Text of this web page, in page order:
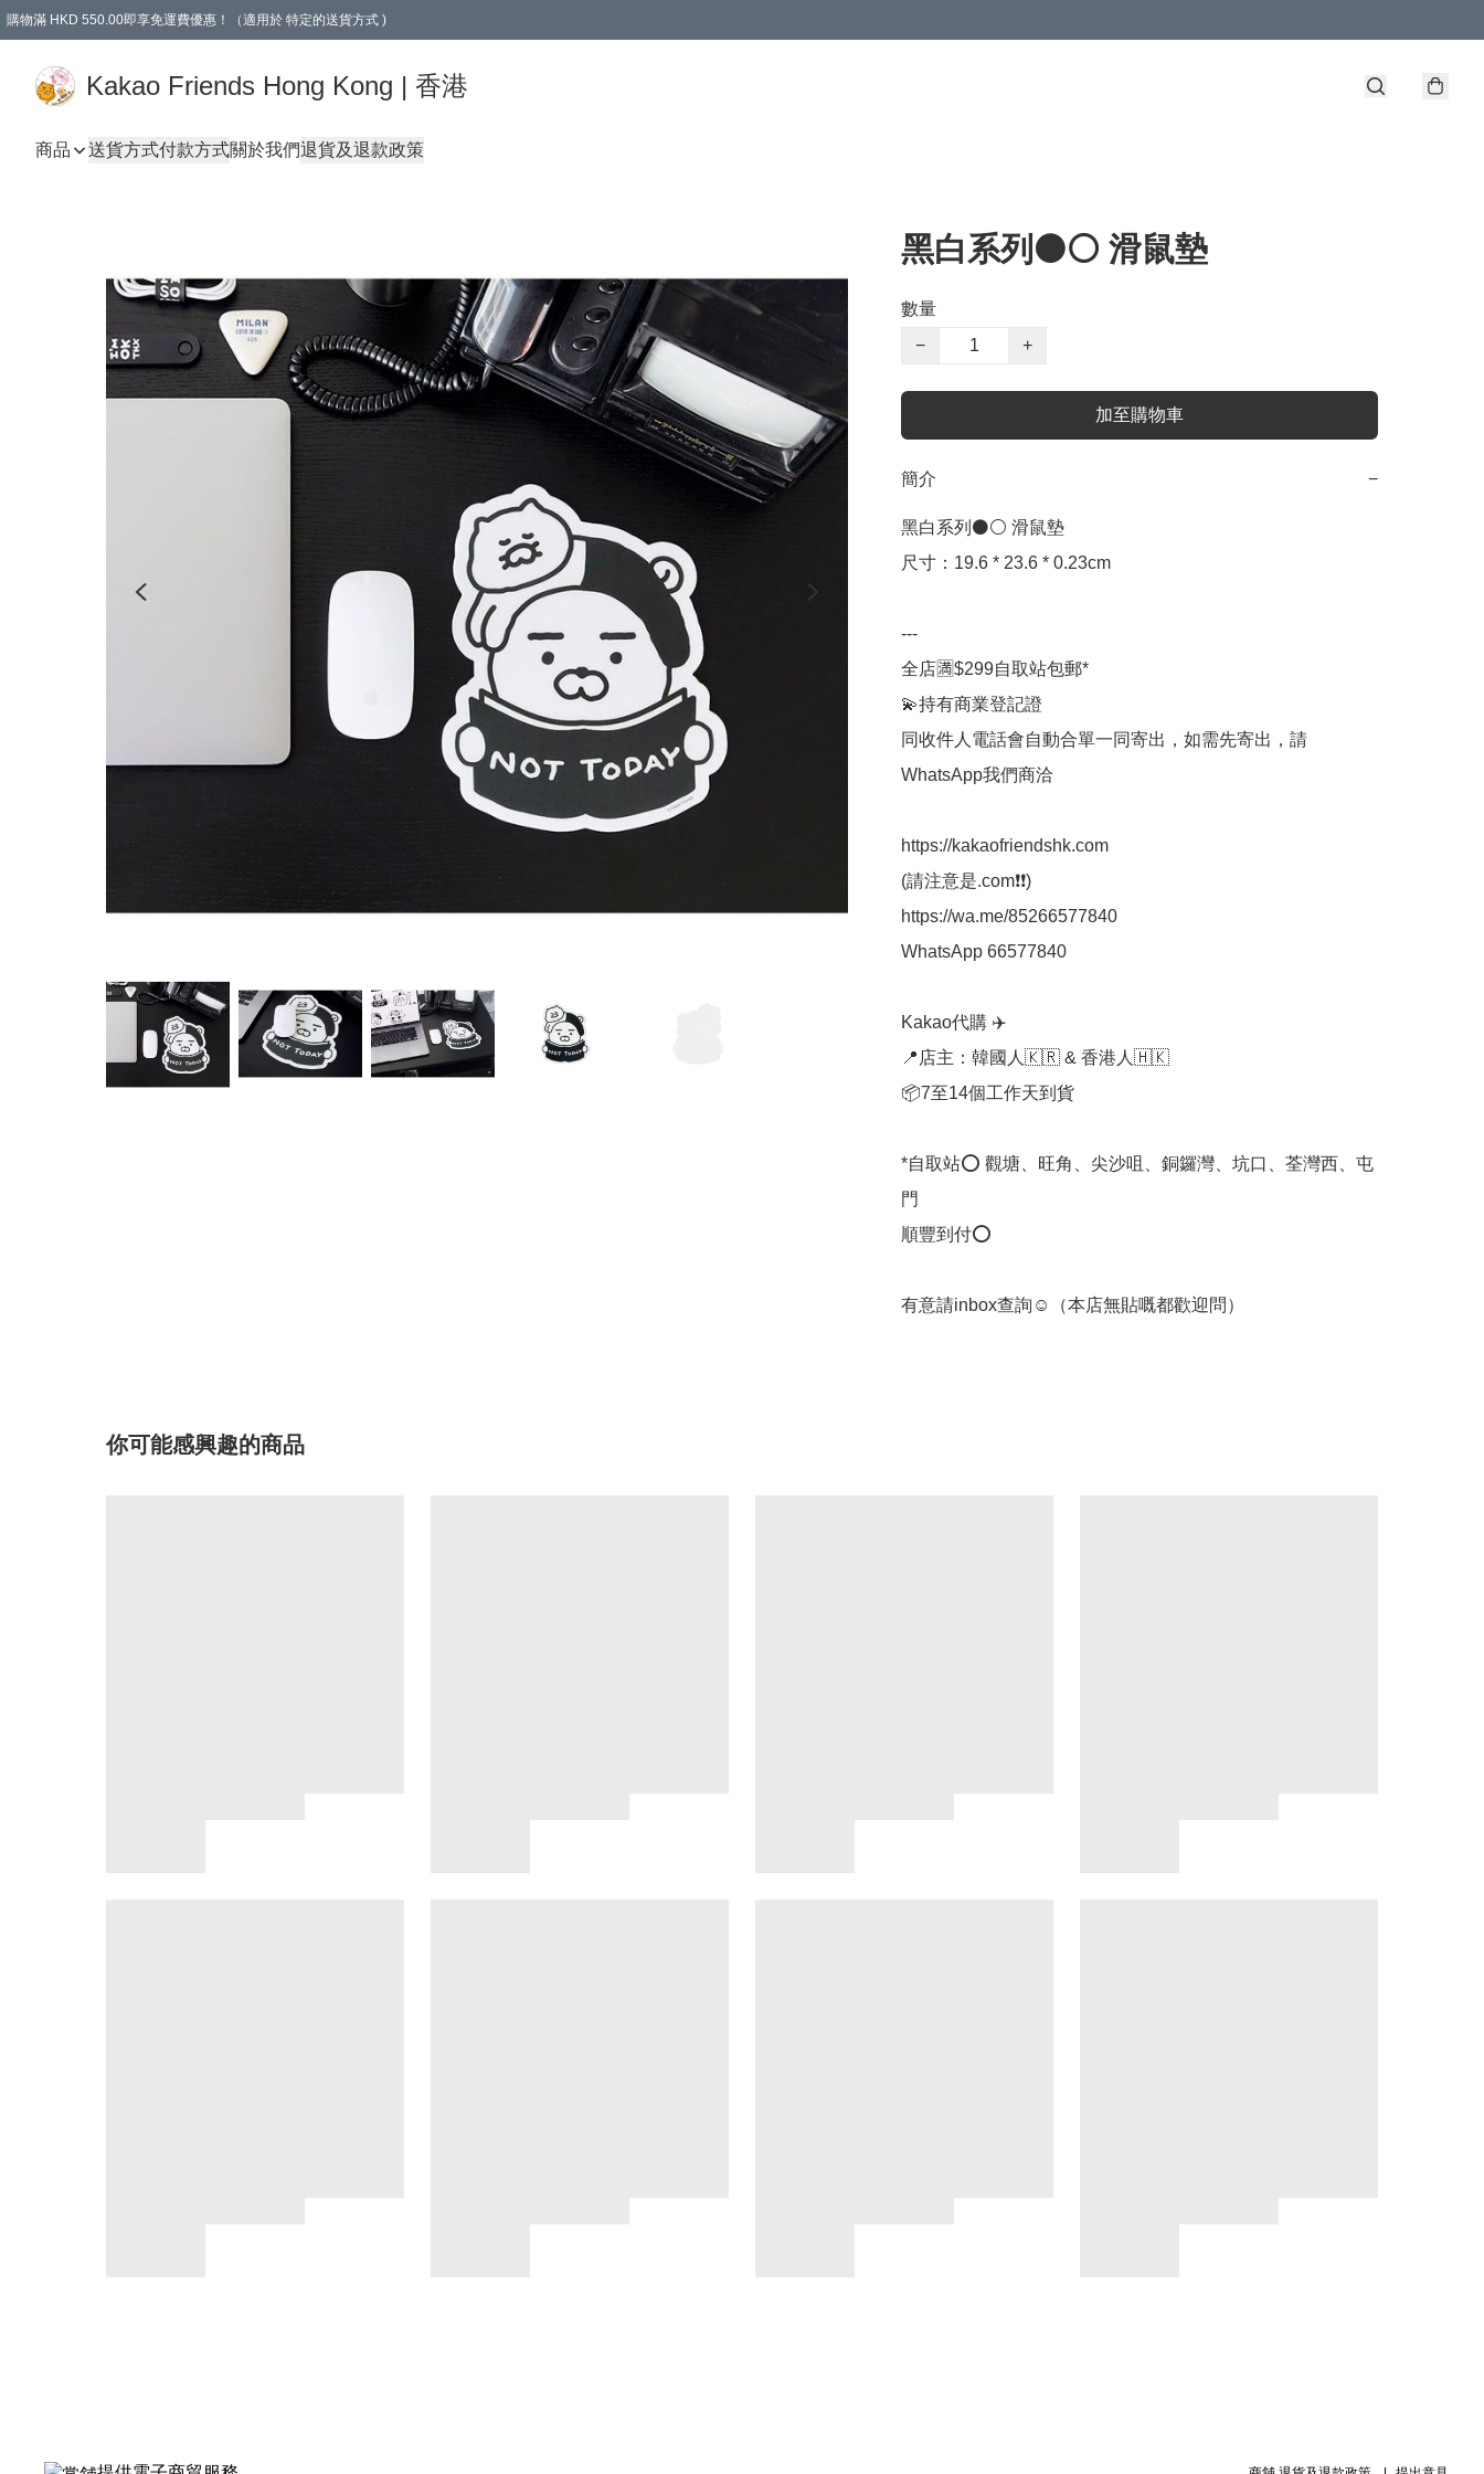
購物滿 HKD 550.00即享免運費優惠！（適用於 特定的送貨方式 )
Kakao Friends Hong Kong | 香港
商品 送貨方式付款方式關於我們退貨及退款政策
黑白系列⚫️⚪️ 滑鼠墊
數量
−
+
加至購物車
簡介 −
黑白系列⚫️⚪️ 滑鼠墊
尺寸：19.6 * 23.6 * 0.23cm
---
全店🈵$299自取站包郵*
💫持有商業登記證
同收件人電話會自動合單一同寄出，如需先寄出，請
WhatsApp我們商洽
https://kakaofriendshk.com
(請注意是.com❗❗)
https://wa.me/85266577840
WhatsApp 66577840
Kakao代購 ✈️
📍店主：韓國人🇰🇷 & 香港人🇭🇰
📦7至14個工作天到貨
*自取站⭕ 觀塘、旺角、尖沙咀、銅鑼灣、坑口、荃灣西、屯
門
順豐到付⭕
有意請inbox查詢☺️（本店無貼嘅都歡迎問）
你可能感興趣的商品